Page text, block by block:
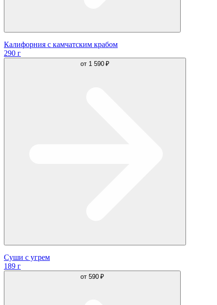
Калифорния с камчатским крабом
290 г
от 1 590 ₽
Суши с угрем
189 г
от 590 ₽